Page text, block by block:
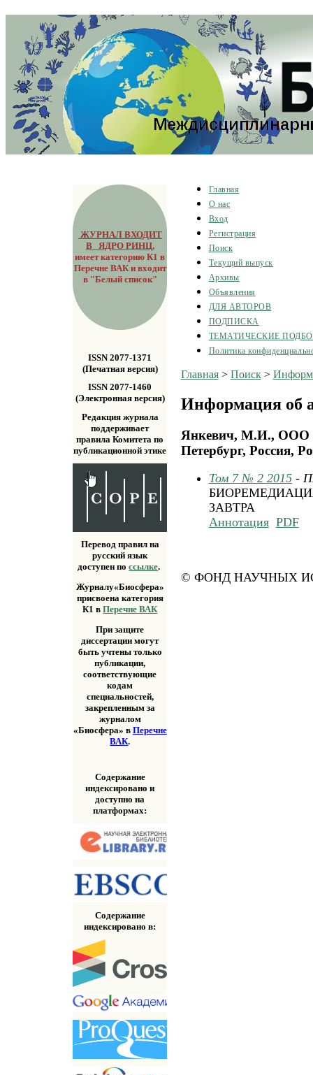
ЖУРНАЛ ВХОДИТ
В ЯДРО РИНЦ,
имеет категорию К1 в
Перечне ВАК и входит
в "Белый список"
ISSN 2077-1371
(Печатная версия)
ISSN 2077-1460
(Электронная версия)
Редакция журнала
поддерживает
правила Комитета по
публикационной этике
Перевод правил на
русский язык
доступен поссылке.
Журналу«Биосфера»
присвоена категория
К1 вПеречне ВАК
При защите
диссертации могут
быть учтены только
публикации,
соответствующие
кодам
специальностей,
закрепленным за
журналом
«Биосфера» в Перечне
ВАК.
Содержание
индексировано и
доступно на
платформах:
Содержание
индексировано в:
Главная
О нас
Вход
Регистрация
Поиск
Текущий выпуск
Архивы
Объявления
ДЛЯ АВТОРОВ
ПОДПИСКА
ТЕМАТИЧЕСКИЕ
Политика
Главная> Поиск>
Информация об
Янкевич, М.И.,
Петербург, Россия,
Том 7 № 2 2015-
ЗАВТРА
Аннотация PDF
© ФОНД НАУЧНЫХ